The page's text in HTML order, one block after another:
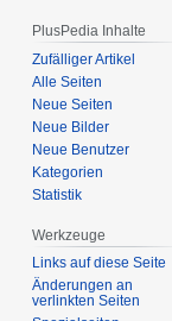
PlusPedia Inhalte
Zufälliger Artikel
Alle Seiten
Neue Seiten
Neue Bilder
Neue Benutzer
Kategorien
Statistik
Werkzeuge
Links auf diese Seite
Änderungen an
verlinkten Seiten